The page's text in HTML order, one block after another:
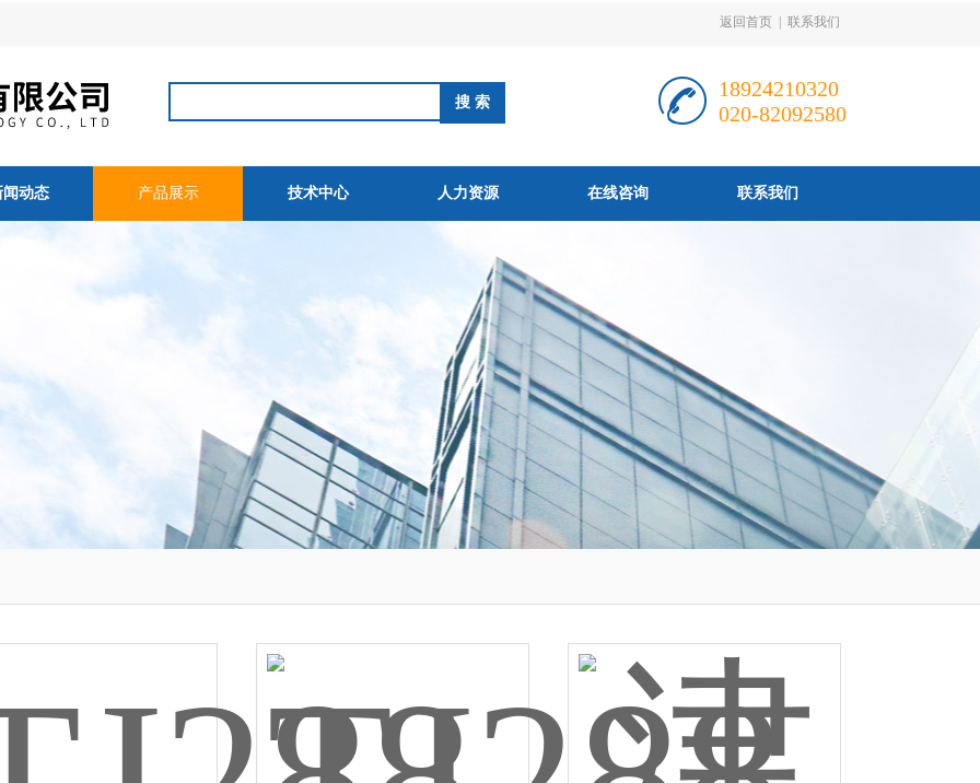
返回首页 联系我们
18924210320
020-82092580
闻动态 产品展示 技术中心 人力资源 在线咨询 联系我们